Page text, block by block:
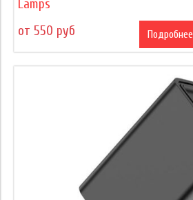
Lamps
от 550 руб
Подробнее